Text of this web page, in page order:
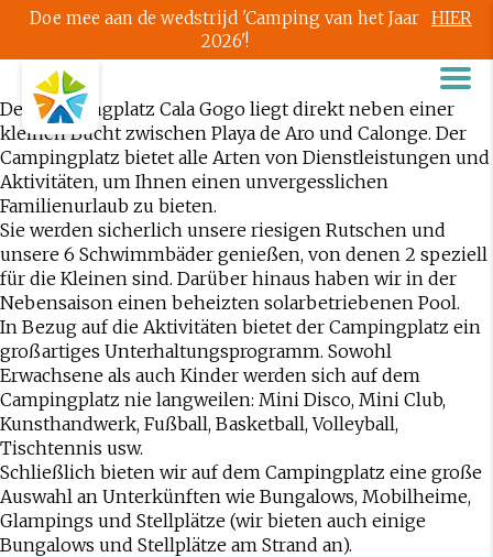
Doe mee aan de wedstrijd 'Camping van het Jaar
2026'!
HIER
Der Campingplatz Cala Gogo liegt direkt neben einer
kleinen Bucht zwischen Playa de Aro und Calonge. Der
Campingplatz bietet alle Arten von Dienstleistungen und
Aktivitäten, um Ihnen einen unvergesslichen
Familienurlaub zu bieten.
Sie werden sicherlich unsere riesigen Rutschen und
unsere 6 Schwimmbäder genießen, von denen 2 speziell
für die Kleinen sind. Darüber hinaus haben wir in der
Nebensaison einen beheizten solarbetriebenen Pool.
In Bezug auf die Aktivitäten bietet der Campingplatz ein
großartiges Unterhaltungsprogramm. Sowohl
Erwachsene als auch Kinder werden sich auf dem
Campingplatz nie langweilen: Mini Disco, Mini Club,
Kunsthandwerk, Fußball, Basketball, Volleyball,
Tischtennis usw.
Schließlich bieten wir auf dem Campingplatz eine große
Auswahl an Unterkünften wie Bungalows, Mobilheime,
Glampings und Stellplätze (wir bieten auch einige
Bungalows und Stellplätze am Strand an).